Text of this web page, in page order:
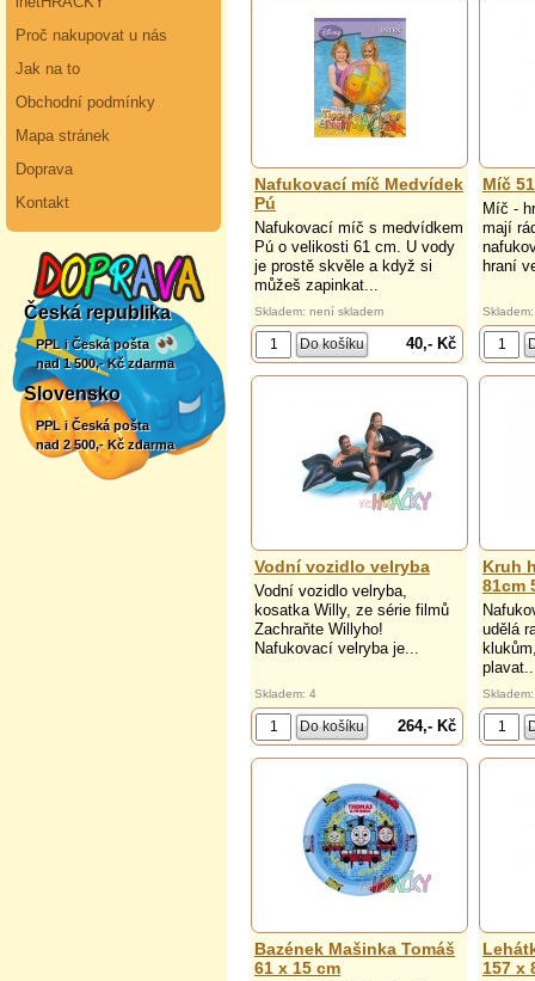
Proč nakupovat u nás
Jak na to
Obchodní podmínky
Mapa stránek
Doprava
Kontakt
Česká republika
PPL i Česká pošta
nad 1 500,- Kč zdarma
Slovensko
PPL i Česká pošta
nad 2 500,- Kč zdarma
Nafukovací míč Medvídek
Pú
Nafukovací míč s medvídkem
Pú o velikosti 61 cm. U vody
je prostě skvěle a když si
můžeš zapinkat...
Skladem: není skladem
40,- Kč
Míč
Míč -
mají
hraní
Vodní vozidlo velryba
Vodní vozidlo velryba,
kosatka Willy, ze série filmů
Zachraňte Willyho!
Nafukovací velryba je...
Skladem: 4
264,- Kč
Kruh
81cm
udělá
Bazének Mašinka Tomáš
61 x 15 cm
157 x